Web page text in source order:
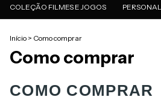
COLEÇÃO FILMES E JOGOS
Início > Como comprar
Como comprar
COMO COMPRAR